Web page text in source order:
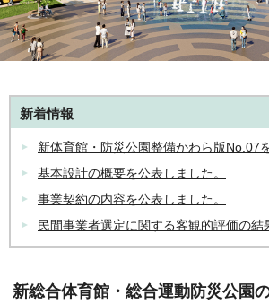
新着情報
新体育館・防災公園整備かわら版No.07
基本設計の概要を公表しました。
事業契約の内容を公表しました。
民間事業者選定に関する客観的評価の結
新総合体育館・総合運動防災公園